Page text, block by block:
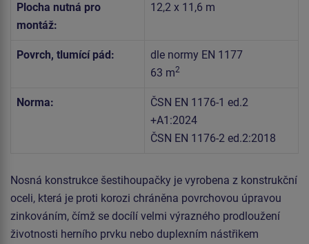
Plocha nutná pro
montáž:
12,2 x 11,6 m
Povrch, tlumící pád:
dle normy EN 1177
63 m2
Norma:
ČSN EN 1176-1 ed.2
+A1:2024
ČSN EN 1176-2 ed.2:2018
Nosná konstrukce šestihoupačky je vyrobena z konstrukční
oceli, která je proti korozi chráněna povrchovou úpravou
zinkováním, čímž se docílí velmi výrazného prodloužení
životnosti herního prvku nebo duplexním nástřikem